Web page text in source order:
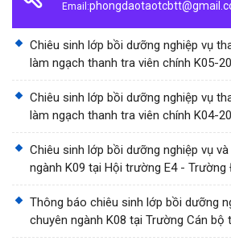
Email:
Chiêu sinh lớp bồi dưỡng nghiệp vụ
làm ngạch thanh tra viên chính K05-
Chiêu sinh lớp bồi dưỡng nghiệp vụ
làm ngạch thanh tra viên chính K04-
Chiêu sinh lớp bồi dưỡng nghiệp vụ
ngành K09 tại Hội trường E4 -
Thành phố Hồ Chí Minh
Thông báo chiêu sinh lớp bồi dưỡng
chuyên ngành K08 tại Trường Cán bộ